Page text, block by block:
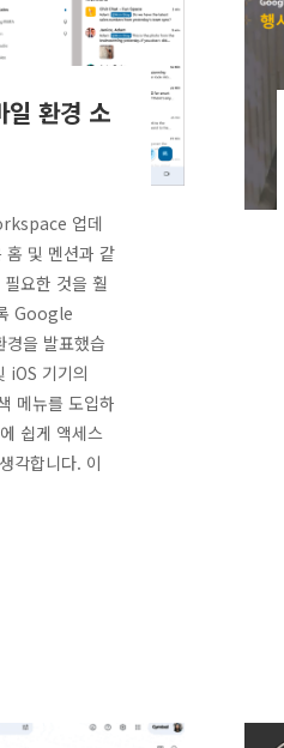
환경 소
업데
및 멘션과 같
요한 것을 훨
Google
을 발표했습
iOS 기기의
메뉴를 도입하
쉽게 액세스
각합니다. 이